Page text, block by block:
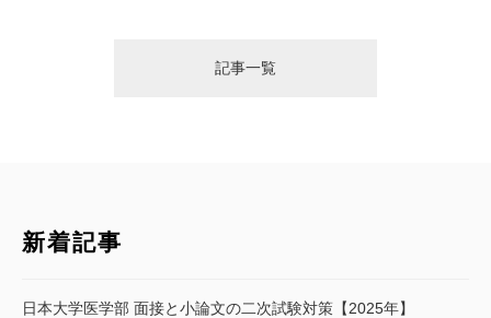
記事一覧
新着記事
日本大学医学部 面接と小論文の二次試験対策【2025年】